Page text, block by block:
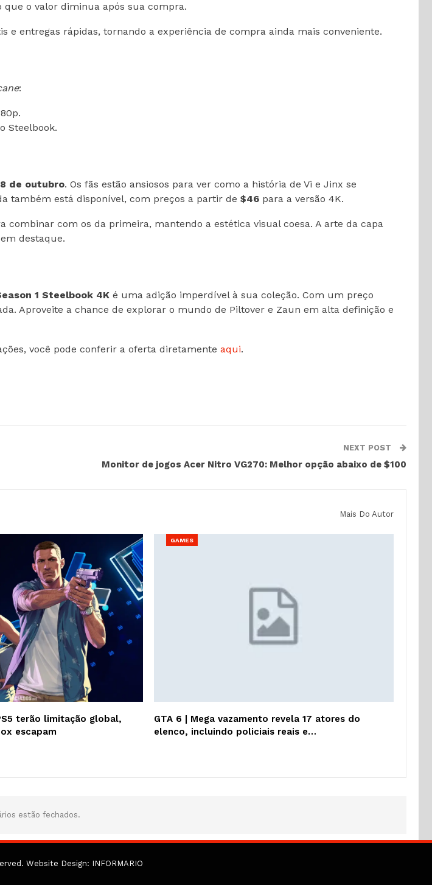
o valor diminua após sua compra.
entregas rápidas, tornando a experiência de compra ainda mais conveniente.
:
Steelbook.
de outubro. Os fãs estão ansiosos para ver como a história de Vi e Jinx se
também está disponível, com preços a partir de $46 para a versão 4K.
com os da primeira, mantendo a estética visual coesa. A arte da capa
destaque.
1 Steelbook 4K é uma adição imperdível à sua coleção. Com um preço
Aproveite a chance de explorar o mundo de Piltover e Zaun em alta definição e
você pode conferir a oferta diretamente aqui.
NEXT POST
Monitor de jogos Acer Nitro VG270: Melhor opção abaixo de $100
Mais Do Autor
terão limitação global,
escapam
GAMES
GTA 6 | Mega vazamento revela 17 atores do
elenco, incluindo policiais reais e…
estão fechados.
Website Design: INFORMARIO